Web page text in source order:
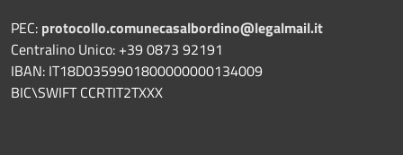
PEC: protocollo.comunecasalbordino@legalmail.it
Centralino Unico: +39 0873 92191
IBAN: IT18D0359901800000000134009
BIC\SWIFT CCRTIT2TXXX